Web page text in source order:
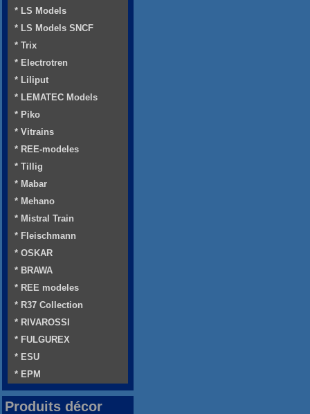
* LS Models
* LS Models SNCF
* Trix
* Electrotren
* Liliput
* LEMATEC Models
* Piko
* Vitrains
* REE-modeles
* Tillig
* Mabar
* Mehano
* Mistral Train
* Fleischmann
* OSKAR
* BRAWA
* REE modeles
* R37 Collection
* RIVAROSSI
* FULGUREX
* ESU
* EPM
Produits décor